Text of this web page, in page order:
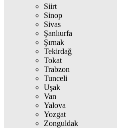
Siirt
Sinop
Sivas
Şanlıurfa
Şırnak
Tekirdağ
Tokat
Trabzon
Tunceli
Uşak
Van
Yalova
Yozgat
Zonguldak